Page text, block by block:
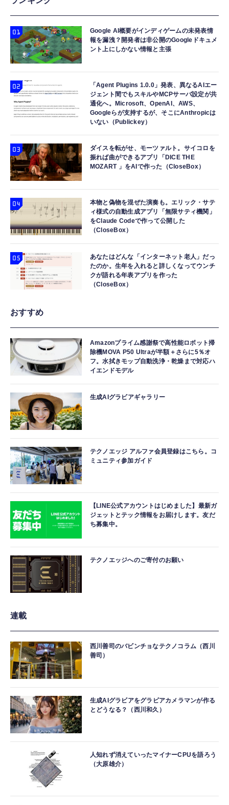
Google AI概要がインディゲームの未発表情
報を漏洩？開発者は非公開のGoogleドキュメ
ント上にしかない情報と主張
「Agent Plugins 1.0.0」発表、異なるAIエー
ジェント間でもスキルやMCPサーバ設定が共
通化へ。Microsoft、OpenAI、AWS、
Googleらが支持するが、そこにAnthropicは
いない（Publickey）
ダイスを転がせ、モーツァルト。サイコロを
振れば曲ができるアプリ「DICE THE
MOZART 」をAIで作った（CloseBox）
本物と偽物を混ぜた演奏も。エリック・サテ
ィ様式の自動生成アプリ「無限サティ機関」
をClaude Codeで作って公開した
（CloseBox）
あなたはどんな「インターネット老人」だっ
たのか。生年を入れると詳しくなってウンチ
クが語れる年表アプリを作った
（CloseBox）
おすすめ
Amazonプライム感謝祭で高性能ロボット掃
除機MOVA P50 Ultraが半額＋さらに5％オ
フ。水拭きモップ自動洗浄・乾燥まで対応ハ
イエンドモデル
生成AIグラビアギャラリー
テクノエッジ アルファ会員登録はこちら。コ
ミュニティ参加ガイド
【LINE公式アカウントはじめました】最新ガ
ジェットとテック情報をお届けします。友だ
ち募集中。
テクノエッジへのご寄付のお願い
連載
西川善司のバビンチョなテクノコラム（西川
善司）
生成AIグラビアをグラビアカメラマンが作る
とどうなる？（西川和久）
人知れず消えていったマイナーCPUを語ろう
（大原雄介）